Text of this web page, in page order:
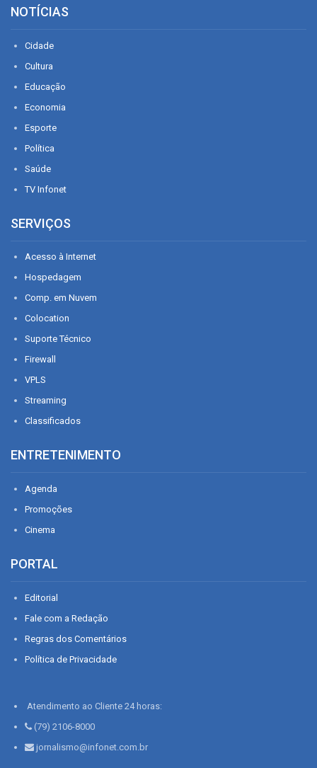
NOTÍCIAS
Cidade
Cultura
Educação
Economia
Esporte
Política
Saúde
TV Infonet
SERVIÇOS
Acesso à Internet
Hospedagem
Comp. em Nuvem
Colocation
Suporte Técnico
Firewall
VPLS
Streaming
Classificados
ENTRETENIMENTO
Agenda
Promoções
Cinema
PORTAL
Editorial
Fale com a Redação
Regras dos Comentários
Política de Privacidade
Atendimento ao Cliente 24 horas:
(79) 2106-8000
jornalismo@infonet.com.br